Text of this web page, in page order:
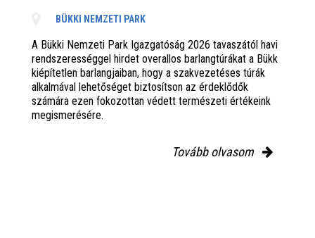
BÜKKI NEMZETI PARK
A Bükki Nemzeti Park Igazgatóság 2026 tavaszától havi
rendszerességgel hirdet overallos barlangtúrákat a Bükk
kiépítetlen barlangjaiban, hogy a szakvezetéses túrák
alkalmával lehetőséget biztosítson az érdeklődők
számára ezen fokozottan védett természeti értékeink
megismerésére.
Tovább olvasom